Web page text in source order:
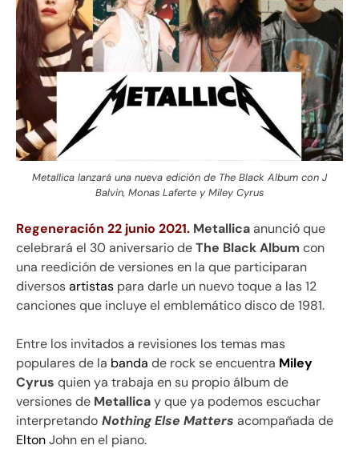
Metallica lanzará una nueva edición de The Black Album con J
Balvin, Monas Laferte y Miley Cyrus
Regeneración 22 junio 2021. Metallicaanunció que
celebrará el 30 aniversario deThe Black Album con
una reedición de versiones en la que participaran
diversosartistas para darle un nuevo toque a las 12
canciones que incluye el emblemático disco de 1981.
Entre los invitados a revisiones los temas mas
populares de la banda de rock se encuentra Miley
Cyrus quien ya trabaja en su propio álbum de
versiones de Metallicay que ya podemos escuchar
interpretando Nothing Else Matters acompañada de
EltonJohn en el piano.